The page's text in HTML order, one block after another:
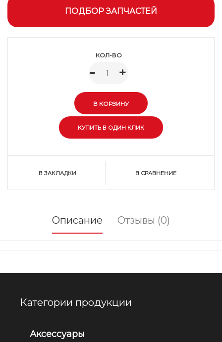
ПОДБОР ЗАПЧАСТЕЙ
КОЛ-ВО
- +
В ЗАКЛАДКИ В СРАВНЕНИЕ
Описание Отзывы (0)
Категории продукции
Аксессуары